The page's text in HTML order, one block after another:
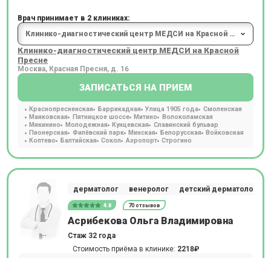
Врач принимает в 2 клиниках:
Клинико-диагностический центр МЕДСИ на Красной
Пресне
Москва, Красная Пресня, д. 16
ЗАПИСАТЬСЯ НА ПРИЕМ
Краснопресненская Баррикадная Улица 1905 года
Смоленская
Маяковская
Пятницкое шоссе Митино
Волоколамская
Мякинино
Молодежная Кунцевская
Славянский бульвар
Пионерская
Филёвский парк Минская Белорусская
Войковская
Коптево
Балтийская Сокол Аэропорт Строгино
дерматолог венеролог детский дерматолог
4.8 70 отзывов
Асрибекова Ольга Владимировна
Стаж 32 года
Стоимость приёма в клинике: 2218₽